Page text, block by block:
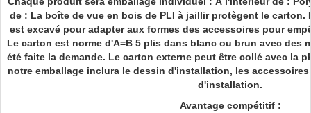
de : La boîte de vue en bois de PLI à jaillir protègent le carton.
est excavé pour adapter aux formes des accessoires pour
Le carton est norme d'A=B 5 plis dans blanc ou brun avec des
été faite la demande. Le carton externe peut être collé avec la
notre emballage inclura le dessin d'installation, les
d'installation.
Avantage compétitif :